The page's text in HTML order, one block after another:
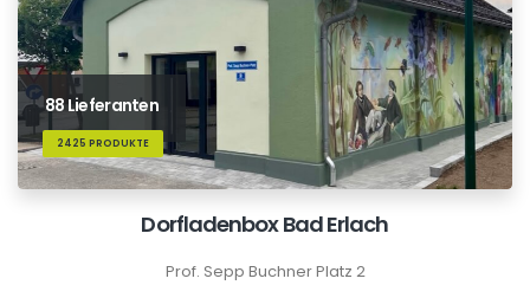
88 Lieferanten
2425 PRODUKTE
Dorfladenbox Bad Erlach
Prof. Sepp Buchner Platz 2